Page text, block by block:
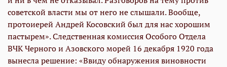
советской власти мы от него не слышали. Вообще,
протоиерей Андрей Косовский был для нас хорошим
пастырем». Следственная комиссия Особого Отдела
ВЧК Черного и Азовского морей 16 декабря 1920 года
вынесла решение: «Ввиду обнаружения виновности